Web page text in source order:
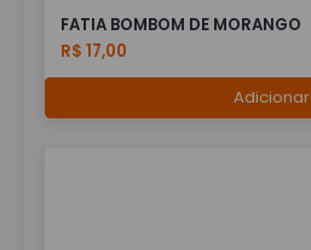
FATIA BOMBOM DE MORANGO
R$ 17,00
Adicionar